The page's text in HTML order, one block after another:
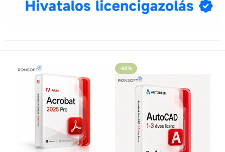
-60%